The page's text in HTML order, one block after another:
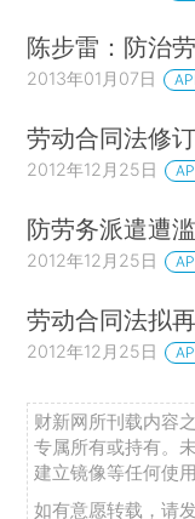
陈步雷：防治
2013年01月07日
劳动合同法修
2012年12月25日
防劳务派遣遭
2012年12月25日
劳动合同法拟
2012年12月25日
财新网所刊载内容
专属所有或持有。
建立镜像等任何使用
如有意愿转载，请